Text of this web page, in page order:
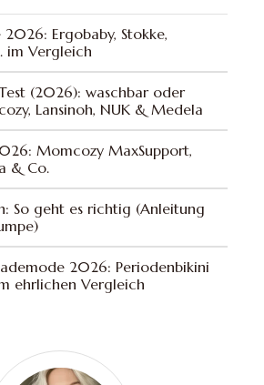
Ergobaby, Stokke,
im Vergleich
(2026): waschbar oder
Lansinoh, NUK & Medela
Momcozy MaxSupport,
& Co.
So geht es richtig (Anleitung
2026: Periodenbikini
ehrlichen Vergleich